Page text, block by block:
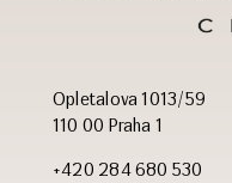
Opletalova 1013/59
110 00 Praha 1
+420 284 680 530